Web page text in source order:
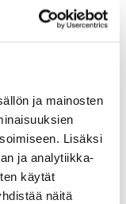
ja mainosten
Lisäksi
ja analytiikka-
käytät
näitä
avointa
positiivisena
kehittämiseen.
toivotaan